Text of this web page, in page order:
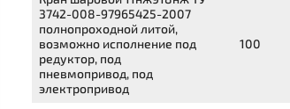
3742-008-97965425-2007
полнопроходной литой,
возможно исполнение под
редуктор, под
пневмопривод, под
электропривод
100